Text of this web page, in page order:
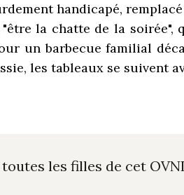
handicapé,
la chatte de la soirée",
un barbecue familial
les tableaux se suivent
les filles de cet